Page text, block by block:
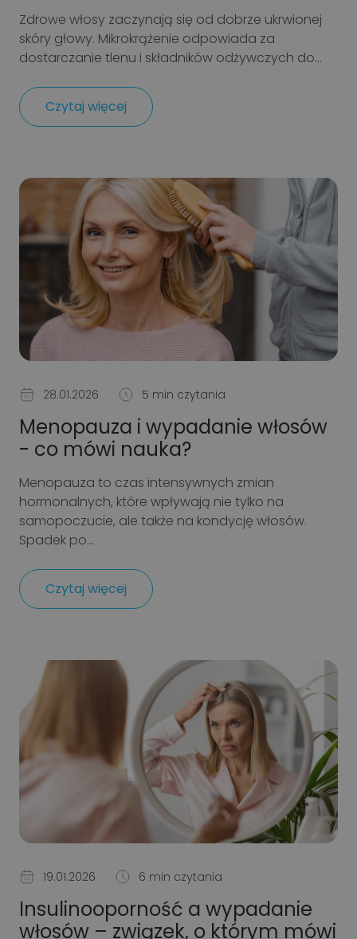
Zdrowe włosy zaczynają się od dobrze ukrwionej
skóry głowy. Mikrokrążenie odpowiada za
dostarczanie tlenu i składników odżywczych do...
Czytaj więcej
28.01.2026 5 min czytania
Menopauza i wypadanie włosów
- co mówi nauka?
Menopauza to czas intensywnych zmian
hormonalnych, które wpływają nie tylko na
samopoczucie, ale także na kondycję włosów.
Spadek po...
Czytaj więcej
19.01.2026 6 min czytania
Insulinooporność a wypadanie
włosów – związek, o którym mówi